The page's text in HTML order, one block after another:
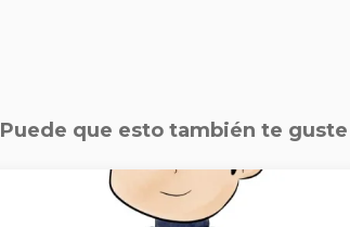
Puede que esto también te guste